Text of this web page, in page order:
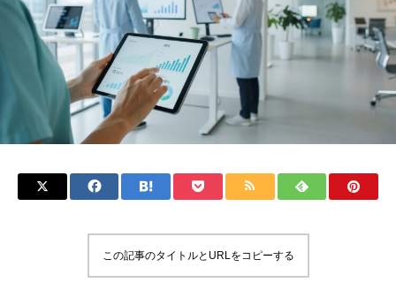
この記事のタイトルとURLをコピーする